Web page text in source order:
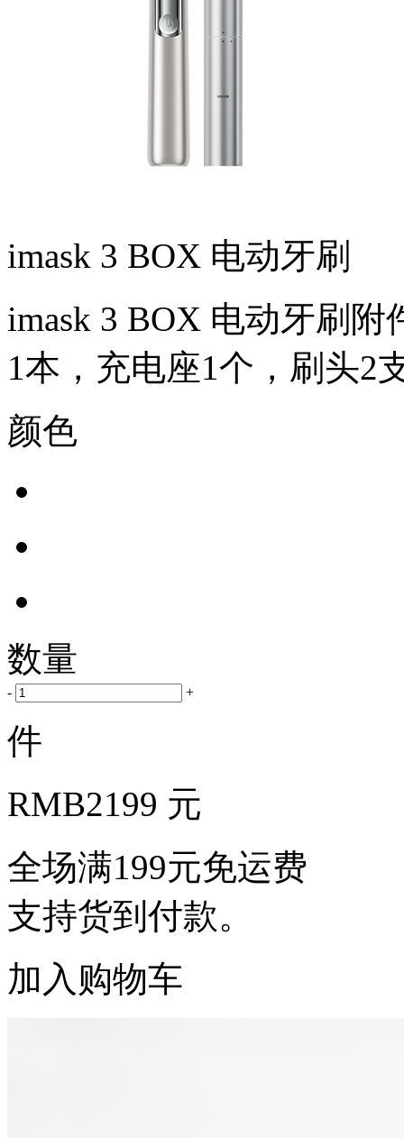
imask 3 BOX 电动牙刷
imask 3 BOX 电动牙刷
1本，充电座1个，刷头2
颜色
数量
- +
件
RMB2199 元
全场满199元免运费
支持货到付款。
加入购物车